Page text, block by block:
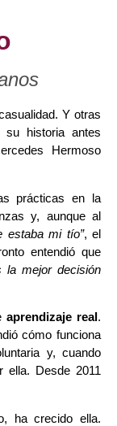
Y otras
historia antes
Hermoso
prácticas en la
y, aunque al
estaba mi tío”, el
entendió que
la mejor decisión
aprendizaje real.
cómo funciona
y, cuando
ella. Desde 2011
ha crecido ella.